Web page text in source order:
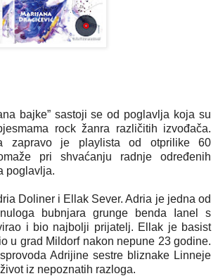
bajke” sastoji se od poglavlja koja su
rock žanra različitih izvođača.
zapravo je playlista od otprilike 60
pri shvaćanju radnje određenih
poglavlja.
Doliner i Ellak Sever. Adria je jedna od
bubnjara grunge benda Ianel s
i bio najbolji prijatelj. Ellak je basist
u grad Mildorf nakon nepune 23 godine.
Adrijine sestre bliznake Linneje
iz nepoznatih razloga.